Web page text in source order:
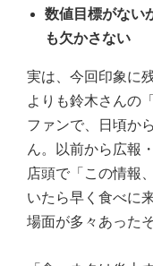
数値目標がない
も欠かさない
実は、今回印象に
よりも鈴木さんの
ファンで、日頃か
ん。以前から広報
店頭で「この情報
いたら早く食べに
場面が多々あったそ